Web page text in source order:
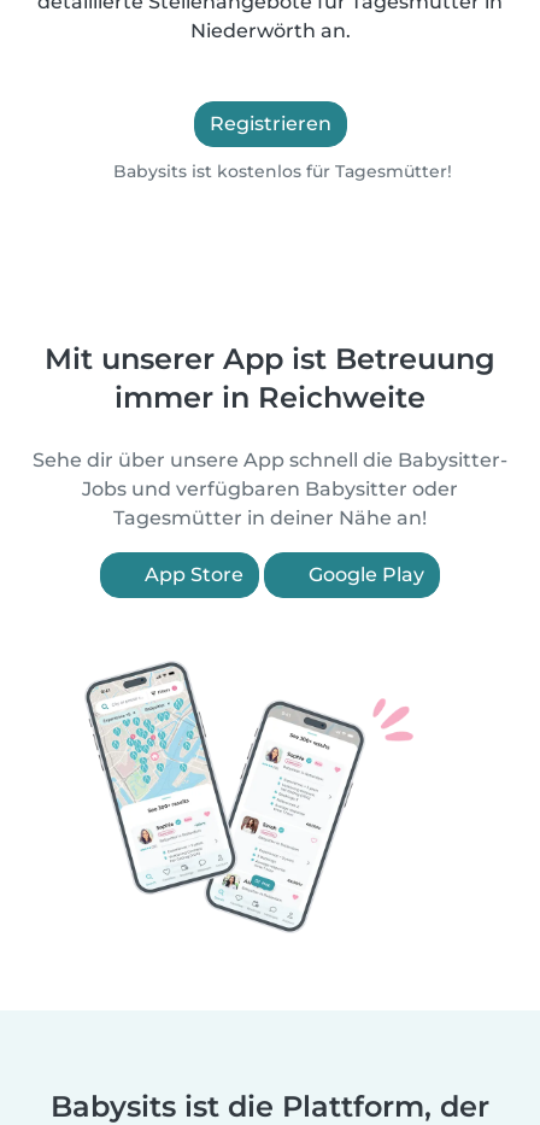
Niederwörth an.
Registrieren
Babysits ist kostenlos für Tagesmütter!
Mit unserer App ist Betreuung
immer in Reichweite
Sehe dir über unsere App schnell die Babysitter-
Jobs und verfügbaren Babysitter oder
Tagesmütter in deiner Nähe an!
App Store Google Play
Babysits ist die Plattform, der